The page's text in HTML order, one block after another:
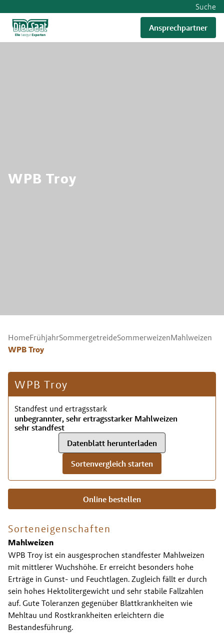
Suche
Ansprechpartner
WPB Troy
HomeFrühjahrSommergetreideSommerweizenMahlweizen
WPB Troy
WPB Troy
Standfest und ertragsstark
unbegrannter, sehr ertragsstarker Mahlweizen
sehr standfest
Datenblatt herunterladen
Sortenvergleich starten
Online bestellen
Sorteneigenschaften
Mahlweizen
WPB Troy ist ein ausgesprochen standfester Mahlweizen
mit mittlerer Wuchshöhe. Er erreicht besonders hohe
Erträge in Gunst- und Feuchtlagen. Zugleich fällt er durch
sein hohes Hektolitergewicht und sehr stabile Fallzahlen
auf. Gute Toleranzen gegenüber Blattkrankheiten wie
Mehltau und Rostkrankheiten erleichtern die
Bestandesführung.